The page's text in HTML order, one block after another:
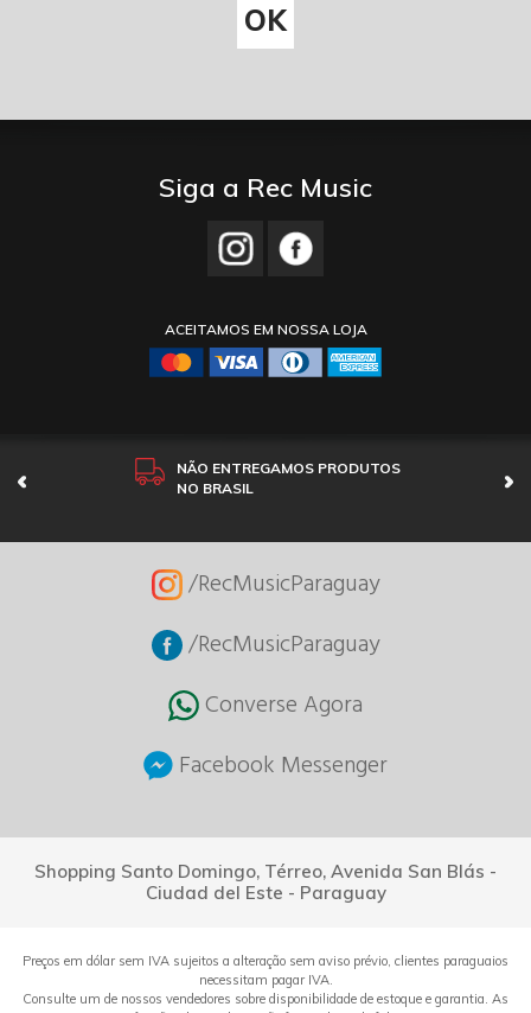
Siga a Rec Music
ACEITAMOS EM NOSSA LOJA
NÃO ENTREGAMOS PRODUTOS
NO BRASIL
/RecMusicParaguay
/RecMusicParaguay
Converse Agora
Facebook Messenger
Shopping Santo Domingo, Térreo, Avenida San Blás -
Ciudad del Este - Paraguay
Preços em dólar sem IVA sujeitos a alteração sem aviso prévio, clientes paraguaios
necessitam pagar IVA.
Consulte um de nossos vendedores sobre disponibilidade de estoque e garantia. As